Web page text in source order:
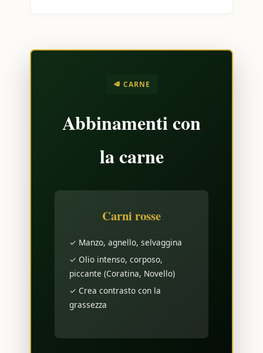
🥩 CARNE
Abbinamenti con
la carne
Carni rosse
✓ Manzo, agnello, selvaggina
✓ Olio intenso, corposo,
piccante (Coratina, Novello)
✓ Crea contrasto con la
grassezza